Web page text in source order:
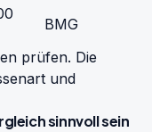
BMG
prüfen. Die
und
sinnvoll sein